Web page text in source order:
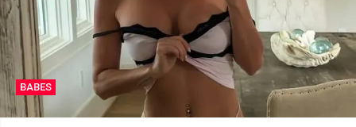
BABES